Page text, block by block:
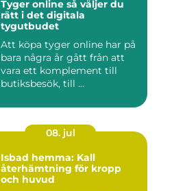
Tyger online så väljer du
rätt i det digitala
tygutbudet
Att köpa tyger online har på
bara några år gått från att
vara ett komplement till
butiksbesök, till ...
08. jul
Isbad hemma: Kall
återhämtning för kropp
och huvud